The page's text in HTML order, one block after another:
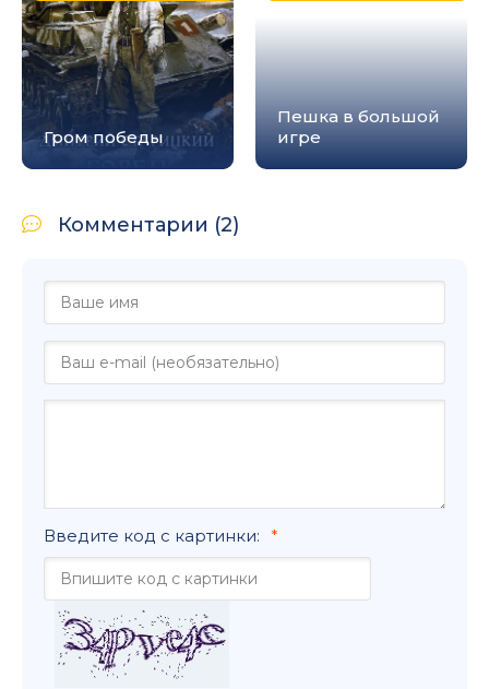
Гром победы
Пешка в большой
игре
Комментарии (2)
Введите код с картинки: